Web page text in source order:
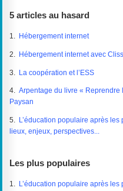
5 articles au hasard
1. Hébergement internet
2. Hébergement internet avec Cliss
3. La coopération et l’ESS
4.Arpentage du livre « Reprendre
Paysan
5.
L’éducation populaire après
lieux, enjeux, perspectives...
Les plus populaires
1.
L’éducation populaire après